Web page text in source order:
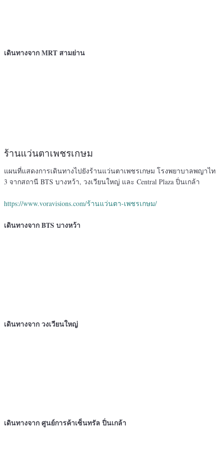
เดินทางจาก MRT สามย่าน
ร้านแว่นตาเพชรเกษม
แผนที่แสดงการเดินทางไปยังร้านแว่นตาเพชรเกษม โรงพยาบาลพญาไท
3 จากสถานี BTS บางหว้า, วงเวียนใหญ่ และ Central Plaza ปิ่นเกล้า
https://www.voravisions.com/ร้านแว่นตา-เพชรเกษม/
เดินทางจาก BTS บางหว้า
เดินทางจากวงเวียนใหญ่
เดินทางจาก ศูนย์การค้าเซ็นทรัล ปิ่นเกล้า